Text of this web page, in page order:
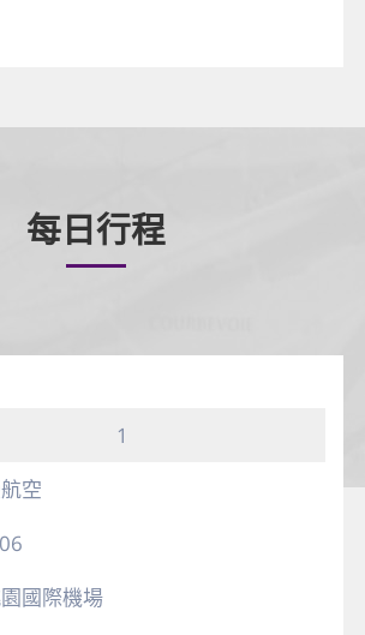
每日行程
1
空
國際機場